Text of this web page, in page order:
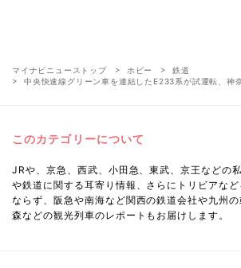
マイナビニューストップ ホビー
鉄道
中央快速線グリーン車を連結したE233系が試運転、神
このカテゴリーについて
JRや、京急、西武、小田急、東武、京王などの
や鉄道に関する耳寄り情報、さらにトリビアな
ならず、阪急や南海など関西の鉄道会社や九州
森などの観光列車のレポートもお届けします。